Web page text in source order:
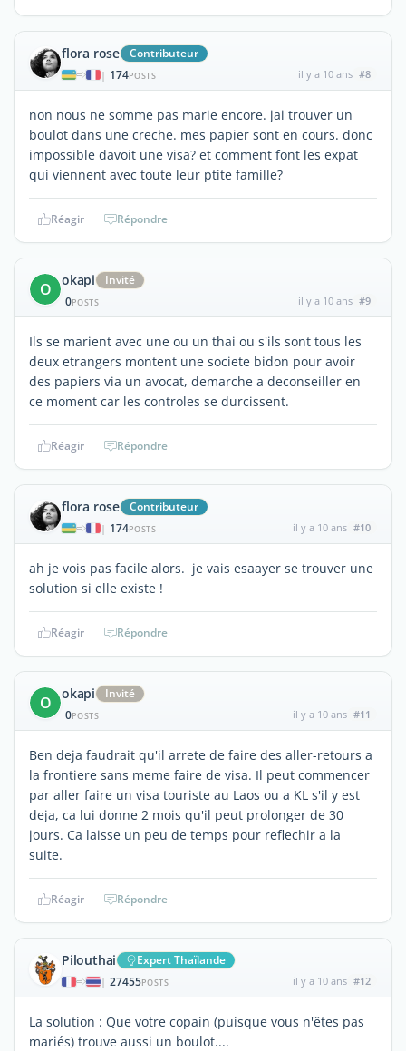
flora rose Contributeur
| 174POSTS il y a 10 ans #8
non nous ne somme pas marie encore. jai trouver un
boulot dans une creche. mes papier sont en cours. donc
impossible davoit une visa? et comment font les expat
qui viennent avec toute leur ptite famille?
Réagir Répondre
O okapi
Invité
0POSTS il y a 10 ans #9
Ils se marient avec une ou un thai ou s'ils sont tous les
deux etrangers montent une societe bidon pour avoir
des papiers via un avocat, demarche a deconseiller en
ce moment car les controles se durcissent.
Réagir Répondre
flora rose Contributeur
| 174POSTS il y a 10 ans #10
ah je vois pas facile alors. je vais esaayer se trouver une
solution si elle existe !
Réagir Répondre
O okapi
Invité
0POSTS il y a 10 ans #11
Ben deja faudrait qu'il arrete de faire des aller-retours a
la frontiere sans meme faire de visa. Il peut commencer
par aller faire un visa touriste au Laos ou a KL s'il y est
deja, ca lui donne 2 mois qu'il peut prolonger de 30
jours. Ca laisse un peu de temps pour reflechir a la
suite.
Réagir Répondre
Pilouthai Expert Thaïlande
| 27455POSTS il y a 10 ans #12
La solution : Que votre copain (puisque vous n'êtes pas
mariés) trouve aussi un boulot....